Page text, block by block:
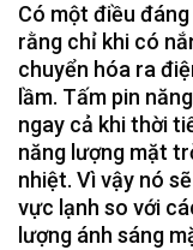
Có một điều
rằng chỉ khi có
chuyển hóa ra
lầm. Tấm pin
ngay cả khi thời
năng lượng mặt
nhiệt. Vì vậy nó
vực lạnh so với
lượng ánh sáng